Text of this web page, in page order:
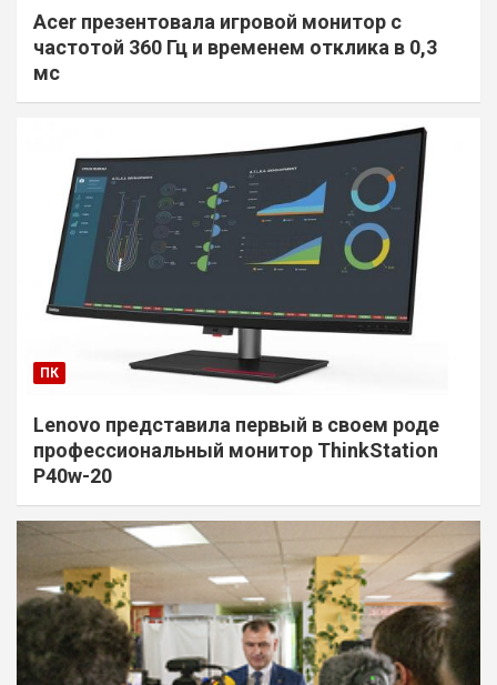
Acer презентовала игровой монитор с
частотой 360 Гц и временем отклика в 0,3
мс
ПК
Lenovo представила первый в своем роде
профессиональный монитор ThinkStation
P40w-20